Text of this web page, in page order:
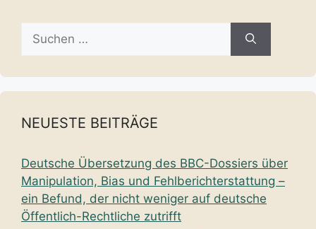
Suche
nach:
NEUESTE BEITRÄGE
Deutsche Übersetzung des BBC-Dossiers über
Manipulation, Bias und Fehlberichterstattung –
ein Befund, der nicht weniger auf deutsche
Öffentlich-Rechtliche zutrifft